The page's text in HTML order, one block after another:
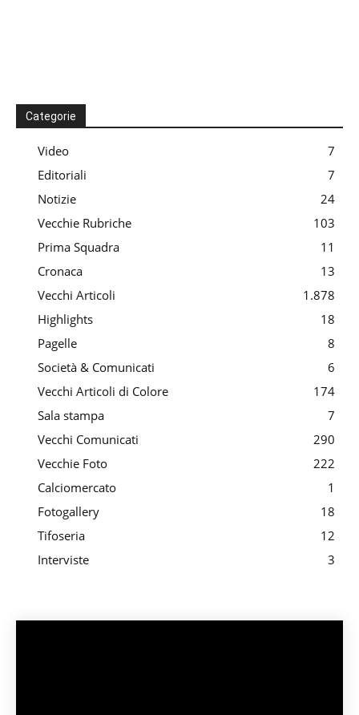
Categorie
Video
7
Editoriali
7
Notizie
24
Vecchie Rubriche
103
Prima Squadra
11
Cronaca
13
Vecchi Articoli
1.878
Highlights
18
Pagelle
8
Società & Comunicati
6
Vecchi Articoli di Colore
174
Sala stampa
7
Vecchi Comunicati
290
Vecchie Foto
222
Calciomercato
1
Fotogallery
18
Tifoseria
12
Interviste
3